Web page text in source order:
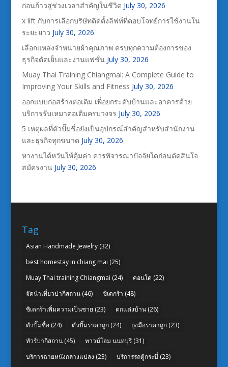
ก่อนก้าวสู่ช่วงเวลาสำคัญในชีวิต July 30, 2026
x lift กับการเลือกบริษัทติดตั้งลิฟท์ที่ตอบโจทย์การใช้งานใน
ระยะยาว July 30, 2026
เลือกแหล่งจำหน่ายผ้าคุณภาพ ครบทุกความต้องการของ
ธุรกิจตัดเย็บและงานแฟชั่น July 30, 2026
Muay Thai Training Chiangmai: A Complete Guide to
Improving Your Skills and Fitness July 30, 2026
ออกแบบก่อสร้างต่อเติม เพื่อยกระดับบ้านและอาคารด้วย
บริการรับเหมาต่อเติมครบวงจร July 30, 2026
5 เหตุผลที่ตัวปั๊มชื่อยังเป็นอุปกรณ์สำคัญสำหรับสำนักงาน
และธุรกิจทุกขนาด July 30, 2026
หางานไต้หวันให้คุ้มค่า ควรพิจารณาปัจจัยใดก่อนตัดสินใจ
สมัครงาน July 30, 2026
Tag
Asian Handmade Jewelry(32)
best homestay in chiang mai (25)
Muay Thai training Chiangmai (24) คอนโด (22)
จัดนำเที่ยวปากีสถาน(46) ซิเดกร้า (48)
ซิเดกร้าเพิ่มความเป็นชาย (23) ตกแต่งบ้าน(26)
ตัวปั๊มชื่อ(24) ตัวปั๊มราคาถูก(24) ถุงมือราคาถูก(23)
ทัวร์ปากีสถาน(45) ทาวน์โฮม นนทบุรี(31)
บริการฉายหนังกลางแปลง (23) บริการรถตู้กระบี่ (23)